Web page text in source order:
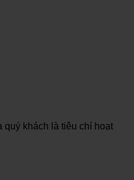
quý khách là tiêu chí hoạt